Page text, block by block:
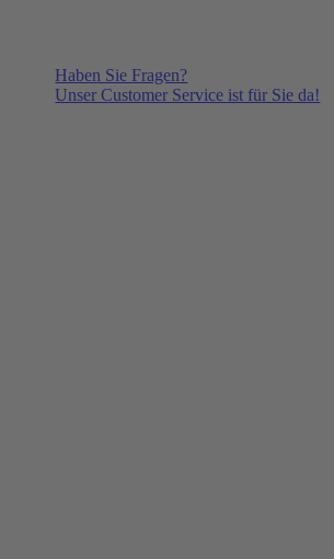
Haben Sie Fragen?
Unser Customer Service ist für Sie da!